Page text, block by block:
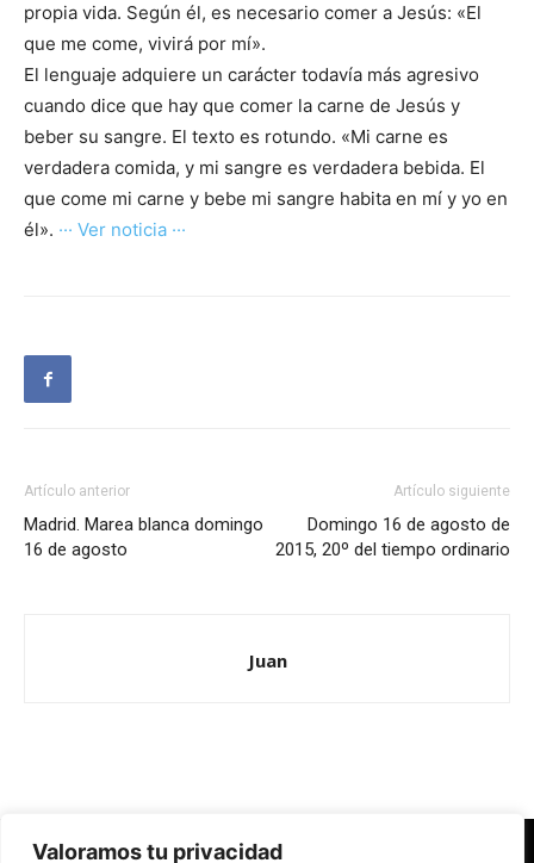
Valoramos tu privacidad
propia vida. Según él, es necesario comer a Jesús: «El
que me come, vivirá por mí».
El lenguaje adquiere un carácter todavía más agresivo
cuando dice que hay que comer la carne de Jesús y
beber su sangre. El texto es rotundo. «Mi carne es
verdadera comida, y mi sangre es verdadera bebida. El
que come mi carne y bebe mi sangre habita en mí y yo en
él». ··· Ver noticia ···
Artículo anterior
Madrid. Marea blanca domingo
16 de agosto
Artículo siguiente
Domingo 16 de agosto de
2015, 20º del tiempo ordinario
Juan